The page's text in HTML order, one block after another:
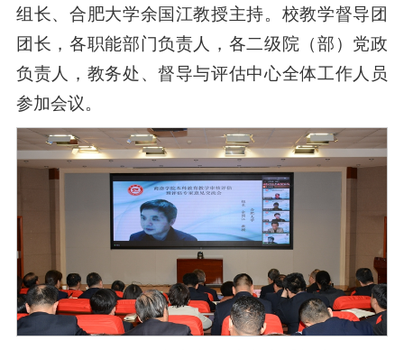
组长、合肥大学余国江教授主持。校教学督导团
团长，各职能部门负责人，各二级院（部）党政
负责人，教务处、督导与评估中心全体工作人员
参加会议。